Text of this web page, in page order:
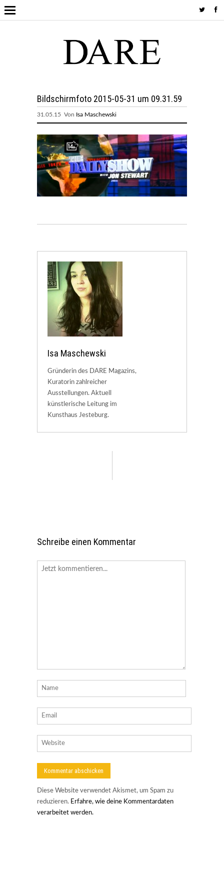
Bildschirmfoto 2015-05-31 um 09.31.59
31.05.15 Von Isa Maschewski
Isa Maschewski
Gründerin des DARE Magazins,
Kuratorin zahlreicher
Ausstellungen. Aktuell
künstlerische Leitung im
Kunsthaus Jesteburg.
Schreibe einen Kommentar
Diese Website verwendet Akismet, um Spam zu
reduzieren. Erfahre, wie deine Kommentardaten
verarbeitet werden.